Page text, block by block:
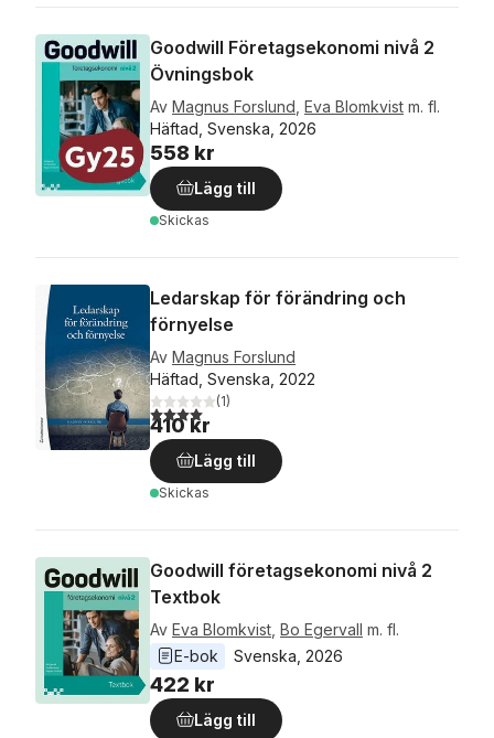
Goodwill Företagsekonomi nivå 2
Övningsbok
Av Magnus Forslund Eva Blomkvist m. fl.
Häftad, Svenska, 2026
558 kr
Lägg till
Skickas
Ledarskap för förändring och
förnyelse
Av Magnus Forslund
Häftad, Svenska, 2022
4,0utav 5 stjärnor. Totalt antal röster:
(1)
410 kr
Lägg till
Skickas
Goodwill företagsekonomi nivå 2
Textbok
Av Eva Blomkvist Bo Egervall m. fl.
E-bok
Svenska 2026
422 kr
Lägg till